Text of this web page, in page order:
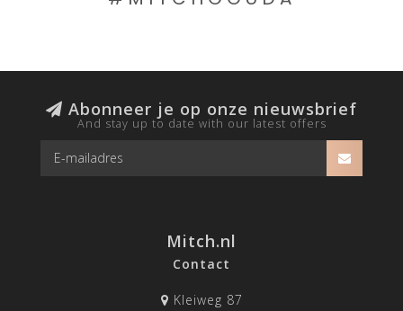
Abonneer je op onze nieuwsbrief
And stay up to date with our latest offers
Mitch.nl
Contact
Kleiweg 87